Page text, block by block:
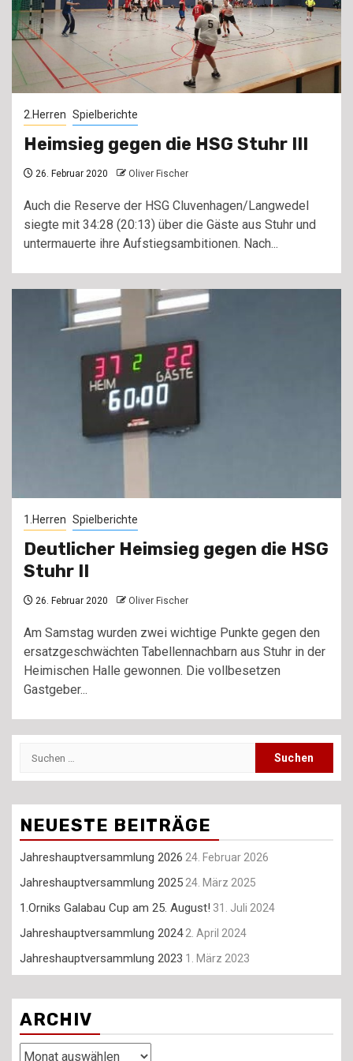
2.Herren Spielberichte
Heimsieg gegen die HSG Stuhr III
26. Februar 2020 Oliver Fischer
Auch die Reserve der HSG Cluvenhagen/Langwedel
siegte mit 34:28 (20:13) über die Gäste aus Stuhr und
untermauerte ihre Aufstiegsambitionen. Nach...
1.Herren Spielberichte
Deutlicher Heimsieg gegen die HSG
Stuhr II
26. Februar 2020 Oliver Fischer
Am Samstag wurden zwei wichtige Punkte gegen den
ersatzgeschwächten Tabellennachbarn aus Stuhr in der
Heimischen Halle gewonnen. Die vollbesetzen
Gastgeber...
Suchen
NEUESTE BEITRÄGE
Jahreshauptversammlung 2026 24. Februar 2026
Jahreshauptversammlung 202524. März 2025
1.Orniks Galabau Cup am 25. August! 31. Juli 2024
Jahreshauptversammlung 20242. April 2024
Jahreshauptversammlung 2023 1. März 2023
ARCHIV
Archiv